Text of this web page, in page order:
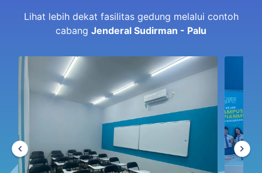
Lihat lebih dekat fasilitas gedung melalui contoh
cabang Jenderal Sudirman - Palu